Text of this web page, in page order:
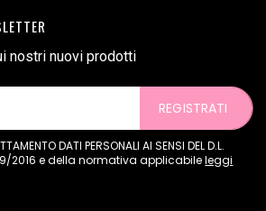
nostri nuovi prodotti
REGISTRATI
DATI PERSONALI AI SENSI DEL D.L.
2016 e della normativa applicabileleggi